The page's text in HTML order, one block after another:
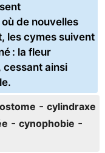
de nouvelles
les cymes suivent
: la fleur
cessant ainsi
- cylindraxe
- cynophobie -